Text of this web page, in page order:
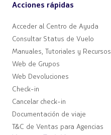
Acciones rápidas
Acceder al Centro de Ayuda
Consultar Status de Vuelo
Manuales, Tutoriales y Recursos
Web de Grupos
Web Devoluciones
Check-in
Cancelar check-in
Documentación de viaje
T&C de Ventas para Agencias